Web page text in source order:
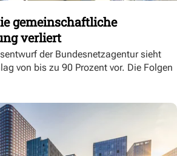
gemeinschaftliche
verliert
der Bundesnetzagentur sieht
von bis zu 90 Prozent vor. Die Folgen